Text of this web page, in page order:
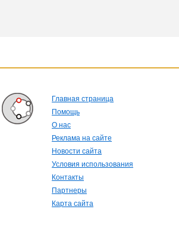
Главная страница
Помощь
О нас
Реклама на сайте
Новости сайта
Условия использования
Контакты
Партнеры
Карта сайта